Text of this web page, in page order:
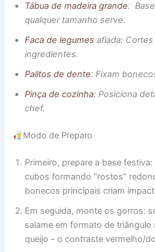
Tábua de madeira grande:
qualquer tamanho serve.
Faca de legumes afiada:
ingredientes.
Palitos de dente: Fixam
Pinça de cozinha: Posiciona
chef.
Modo de Preparo
Primeiro, prepare a base
cubos formando “rostos”
bonecos principais criam
Em seguida, monte os gorros:
salame em formato de
queijo – o contraste vermelho/